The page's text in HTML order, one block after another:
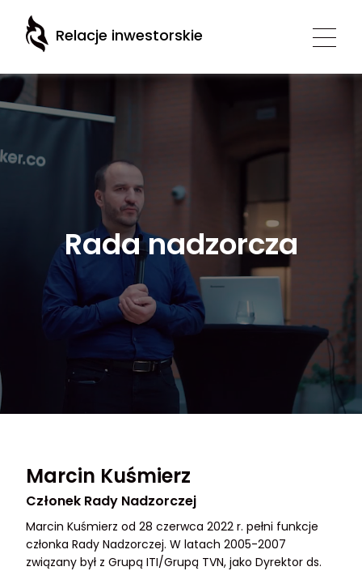
Relacje inwestorskie
Rada nadzorcza
Marcin Kuśmierz
Członek Rady Nadzorczej
Marcin Kuśmierz od 28 czerwca 2022 r. pełni funkcje
członka Rady Nadzorczej. W latach 2005-2007
związany był z Grupą ITI/Grupą TVN, jako Dyrektor ds.